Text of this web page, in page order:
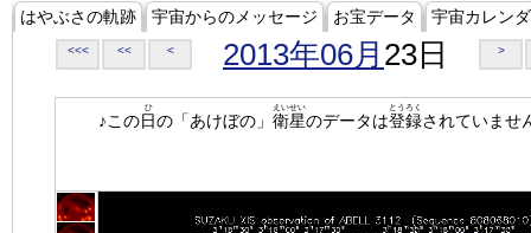
はやぶさの軌跡 宇宙からのメッセージ お宝データ 宇宙カレン
<<< << < 2013年06月 23日 >
♪この日
ひ
の「あけぼの」 衛星
えいせい
のデータは登録
とうろく
されていませ